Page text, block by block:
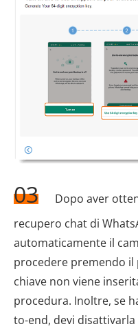
03
Dopo aver
recupero chat di
automaticamente il
procedere premendo il
chiave non viene
procedura. Inoltre, se
to-end, devi